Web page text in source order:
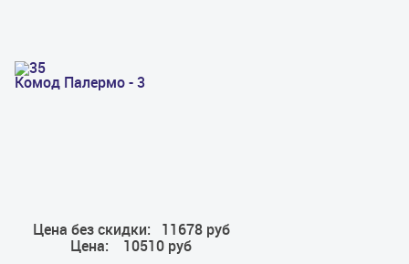
Комод Палермо - 3
Цена без скидки:
11678 руб
Цена:
10510 руб